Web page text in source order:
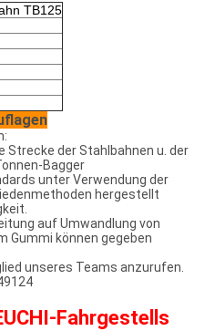
TB125
Strecke der Stahlbahnen u. der
Bagger
unter Verwendung der
hergestellt
auf Umwandlung von
Gummi können gegeben
unseres Teams anzurufen.
Fahrgestells